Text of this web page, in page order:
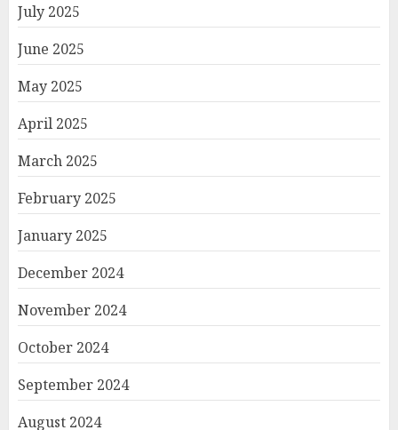
July 2025
June 2025
May 2025
April 2025
March 2025
February 2025
January 2025
December 2024
November 2024
October 2024
September 2024
August 2024